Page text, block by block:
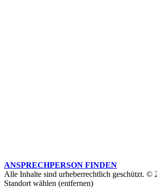
ANSPRECHPERSON FINDEN
Alle Inhalte sind urheberrechtlich geschützt. ©
Standort wählen (entfernen)